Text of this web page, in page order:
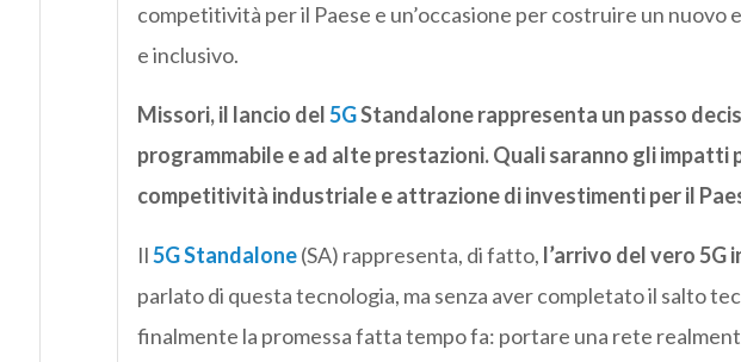
competitività per il Paese e un’occasione per costruire un nuovo
e inclusivo.
Missori, il lancio del5GStandalone rappresenta un passo
programmabile e ad alte prestazioni. Quali saranno gli impatti
competitività industriale e attrazione di investimenti per il
Il5G Standalone(SA) rappresenta, di fatto, l’arrivo del vero 5G
parlato di questa tecnologia, ma senza aver completato il salto
finalmente la promessa fatta tempo fa: portare una rete